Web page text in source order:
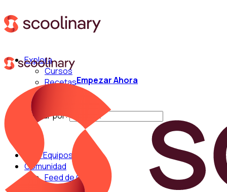
Explora
Cursos
Recetas
Buscar por:
Para Equipos
Comunidad
Feed de Cocina
Empezar Ahora